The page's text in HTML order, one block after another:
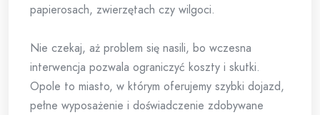
papierosach, zwierzętach czy wilgoci.
Nie czekaj, aż problem się nasili, bo wczesna
interwencja pozwala ograniczyć koszty i skutki.
Opole to miasto, w którym oferujemy szybki dojazd,
pełne wyposażenie i doświadczenie zdobywane